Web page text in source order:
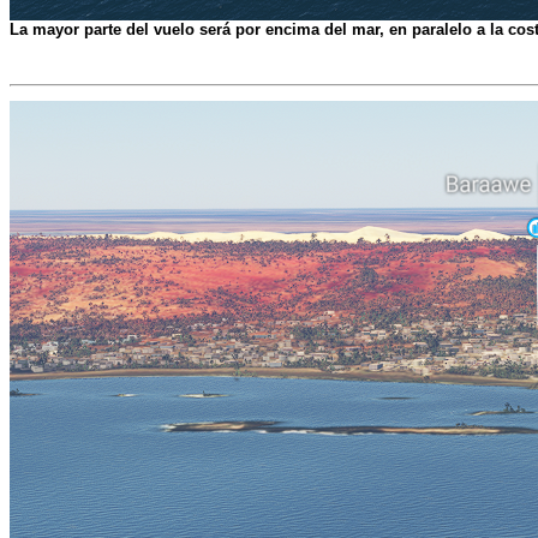
La mayor parte del vuelo será por encima del mar, en paralelo a la